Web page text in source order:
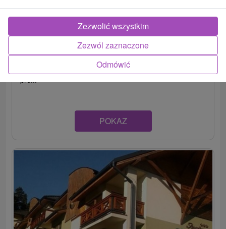
Apartmán Dorotka PINE WOOD Vyšné
Ružbachy
Vyšné Ružbachy
Moderný apartmán v kúpeľnom mestečku Vyšné
Ružbachy, v okrese Stará Ľubovňa. Poskytuje ubytovanie
POKAZ
Odmówić
Zezwól zaznaczone
Zezwolić wszystkim